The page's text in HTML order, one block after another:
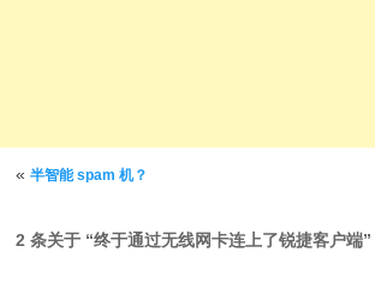
文章导航
«半智能 spam 机？
2 条关于 “终于通过无线网卡连上了锐捷客户端